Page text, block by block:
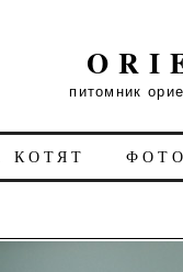
питомник
КОТЯТ